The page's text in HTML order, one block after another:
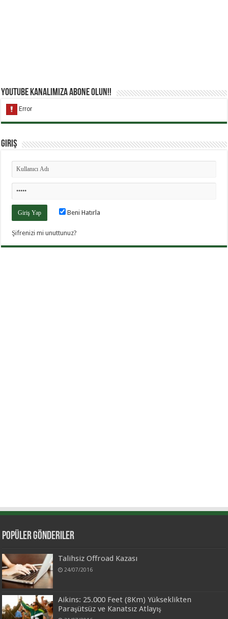
YouTube Kanalımıza Abone Olun!!
Giriş
Beni Hatırla
Şifrenizi mi unuttunuz?
Popüler Gönderiler
Talihsiz Offroad Kazası
24/07/2016
Aikins: 25.000 Feet (8Km) Yükseklikten
Paraşütsüz ve Kanatsız Atlayış